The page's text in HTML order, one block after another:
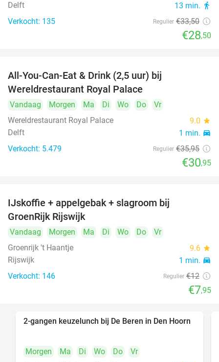
Delft 13 min. directions_walk
Verkocht: 135 Regulier €33,50
€28,50
All-You-Can-Eat & Drink (2,5 uur) bij
Wereldrestaurant Royal Palace
Vandaag Morgen Ma Di Wo Do
Vr
Wereldrestaurant Royal Palace
9.0 star
Delft 1 min. directions_car
Verkocht: 5.479 Regulier €35,95
€30,95
IJskoffie + appelgebak + slagroom bij
GroenRijk Rijswijk
Vandaag Morgen Ma Di Wo Do
Vr
Groenrijk 't Haantje
9.6 star
Rijswijk 1 min. directions_car
Verkocht: 146 Regulier €12
€7,95
43%
2-gangen keuzelunch bij De Beren in Den Hoorn
Morgen Ma Di Wo Do
Vr